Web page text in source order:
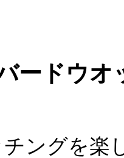
ードウ
ングを楽